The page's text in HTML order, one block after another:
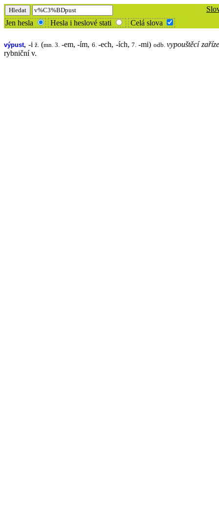
Jen hesla
Hesla i heslové stati Celá slova
výpust, -iž. (mn. 3. -em, -ím, 6.-ech, -ích,7. -mi) odb.vypouštěcí
rybniční v.